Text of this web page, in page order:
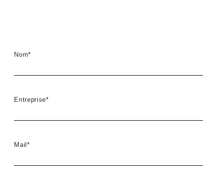
Nom*
Entreprise*
Mail*